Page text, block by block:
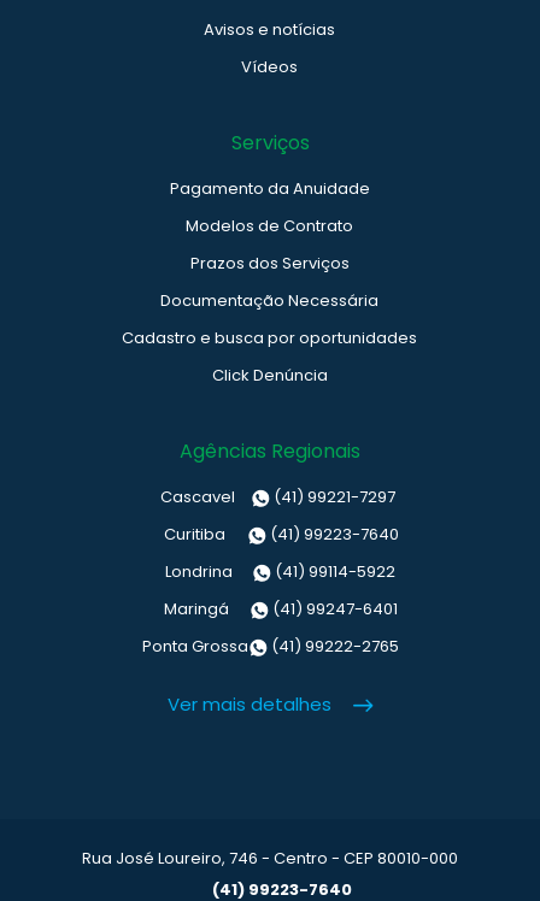
Avisos e notícias
Vídeos
Serviços
Pagamento da Anuidade
Modelos de Contrato
Prazos dos Serviços
Documentação Necessária
Cadastro e busca por oportunidades
Click Denúncia
Agências Regionais
Cascavel
(41) 99221-7297
Curitiba
(41) 99223-7640
Londrina
(41) 99114-5922
Maringá
(41) 99247-6401
Ponta Grossa
(41) 99222-2765
Ver mais detalhes
Rua José Loureiro, 746 - Centro - CEP 80010-000
(41) 99223-7640